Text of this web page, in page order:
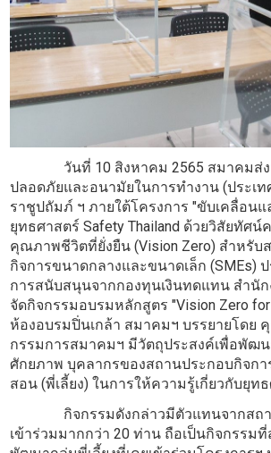
วันที่ 10 สิงหาคม 2565 สมาคมส่งเ
ปลอดภัยและอนามัยในการทำงาน (ประเท
ราชูปถัมภ์ ฯ ภายใต้โครงการ "ขับเคลื่อนแ
ยุทธศาสตร์ Safety Thailand ด้วยวิสัยทัศ
คุณภาพชีวิตที่ยั่งยืน (Vision Zero) สำหรับ
กิจการขนาดกลางและขนาดเล็ก (SMEs)
การสนับสนุนจากกองทุนเงินทดแทน สำนั
จัดกิจกรรมอบรมหลักสูตร "Vision Zero
ห้องอบรมปิ่นเกล้า สมาคมฯ บรรยายโดย
กรรมการสมาคมฯ มีวัตถุประสงค์เพื่อพัฒ
ศักยภาพ บุคลากรของสถานประกอบกิจก
สอน (พี่เลี้ยง) ในการให้ความรู้เกี่ยวกับยุท
กิจกรรมดังกล่าวมีตัวแทนจากสถา
เข้าร่วมมากกว่า 20 ท่าน ถือเป็นกิจกรรม